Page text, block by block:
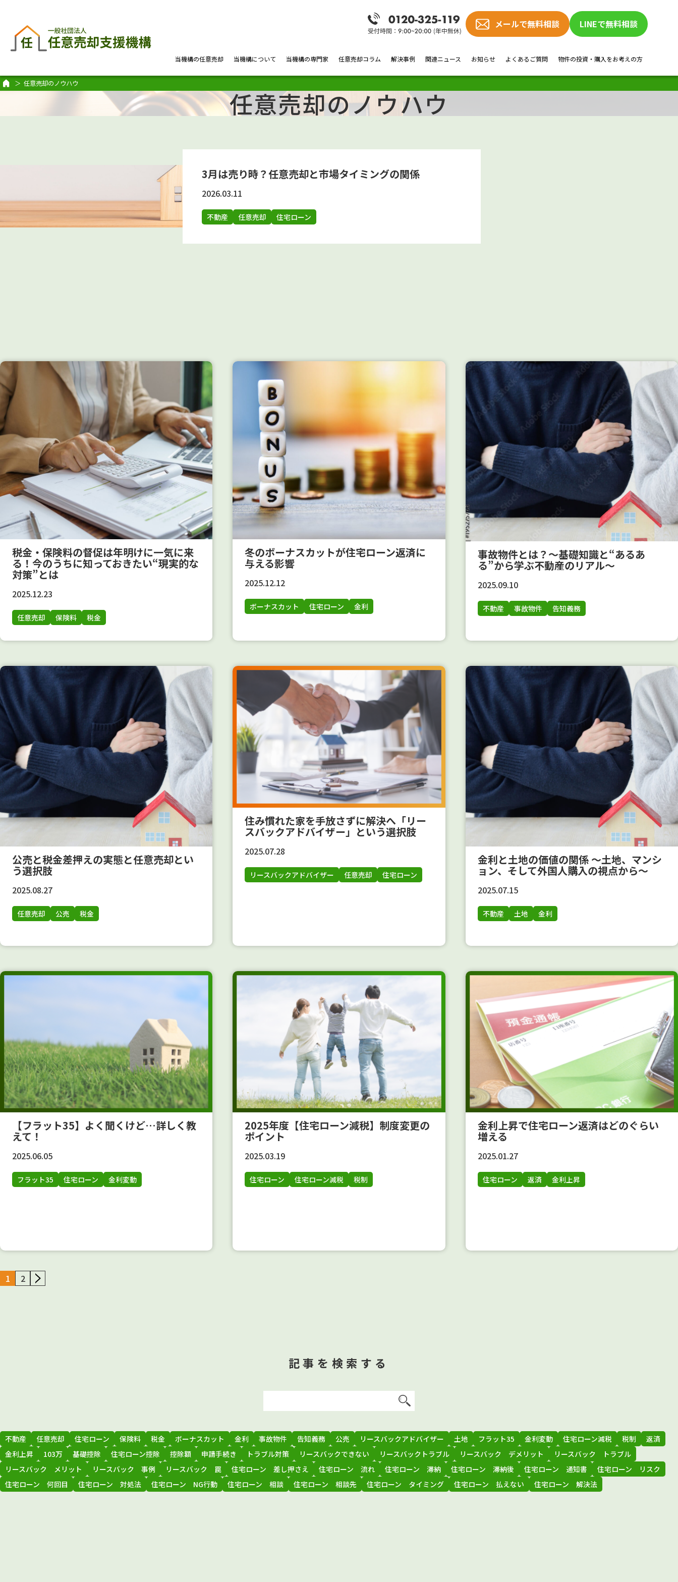
メールで無料相談 LINEで無料相談
当機構の任意売却 当機構について 当機構の専門家 任意売却コラム 解決事例 関連ニュース お知らせ よくあるご質問 物件の投資・購入をお考えの方
任意売却のノウハウ
任意売却のノウハウ
3月は売り時？任意売却と市場タイミングの関係
2026.03.11
不動産 任意売却 住宅ローン
税金・保険料の督促は年明けに一気に来
る！今のうちに知っておきたい“現実的な
対策”とは
2025.12.23
任意売却 保険料 税金
冬のボーナスカットが住宅ローン返済に
与える影響
2025.12.12
ボーナスカット 住宅ローン 金利
事故物件とは？～基礎知識と“あるあ
る”から学ぶ不動産のリアル～
2025.09.10
不動産 事故物件 告知義務
公売と税金差押えの実態と任意売却とい
う選択肢
2025.08.27
任意売却 公売 税金
住み慣れた家を手放さずに解決へ「リー
スバックアドバイザー」という選択肢
2025.07.28
リースバックアドバイザー 任意売却 住宅ローン
金利と土地の価値の関係 ～土地、マンシ
ョン、そして外国人購入の視点から～
2025.07.15
不動産 土地 金利
【フラット35】よく聞くけど…詳しく教
えて！
2025.06.05
フラット35 住宅ローン 金利変動
2025年度【住宅ローン減税】制度変更の
ポイント
2025.03.19
住宅ローン 住宅ローン減税 税制
金利上昇で住宅ローン返済はどのぐらい
増える
2025.01.27
住宅ローン 返済 金利上昇
1 2
記事を検索する
不動産 任意売却 住宅ローン 保険料 税金 ボーナスカット 金利 事故物件 告知義務 公売 リースバックアドバイザー 土地 フラット35 金利変動 住宅ローン減税 税制
返済
金利上昇
103万 基礎控除 住宅ローン控除 控除額 申請手続き トラブル対策 リースバックできない リースバックトラブル リースバック デメリット
リースバック トラブル
リースバック メリット
リースバック 事例 リースバック 罠 住宅ローン 差し押さえ 住宅ローン 流れ 住宅ローン 滞納 住宅ローン 滞納後 住宅ローン 通知書
住宅ローン リスク
住宅ローン 何回目
住宅ローン 対処法 住宅ローン NG行動 住宅ローン 相談 住宅ローン 相談先 住宅ローン タイミング 住宅ローン 払えない 住宅ローン 解決法